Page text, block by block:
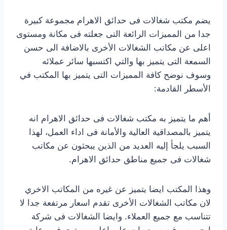
يضم مكتب شغالات فى حدائق الاهرام مجموعة كبيرة
جدا من المميزات الرائعة التى جعلته فى مكانة ومستوى
اعلى عن مكاتب الشغالات الأخرى بالاضافة الى حسن
السمعة التى يتميز بها والتي اكتسبها سائر عملائه
وسوف نوضح كافة المميزات التى يتميز بها المكتب في
الأسطر القادمة:
أهم ما يتميز به مكتب شغالات فى حدائق الاهرام انه
يتميز بالمصداقية العالية والأمانة فى اداء العمل، لهذا
السبب يلجأ إليه العديد من الذين يبحثون عن مكاتب
شغالات فى جميع مناطق حدائق الاهرام.
وهذا المكتب ايضا يتميز عن غيره من المكاتب الاخري
لان مكاتب الشغالات الأخرى تقدم اسعار مرتفعة جدا لا
تتناسب مع جميع العملاء. وايضا الشغالات فى شركة